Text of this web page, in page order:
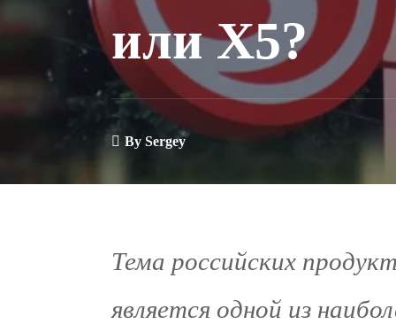
или Х5?
By Sergey
Тема российских
является одной из